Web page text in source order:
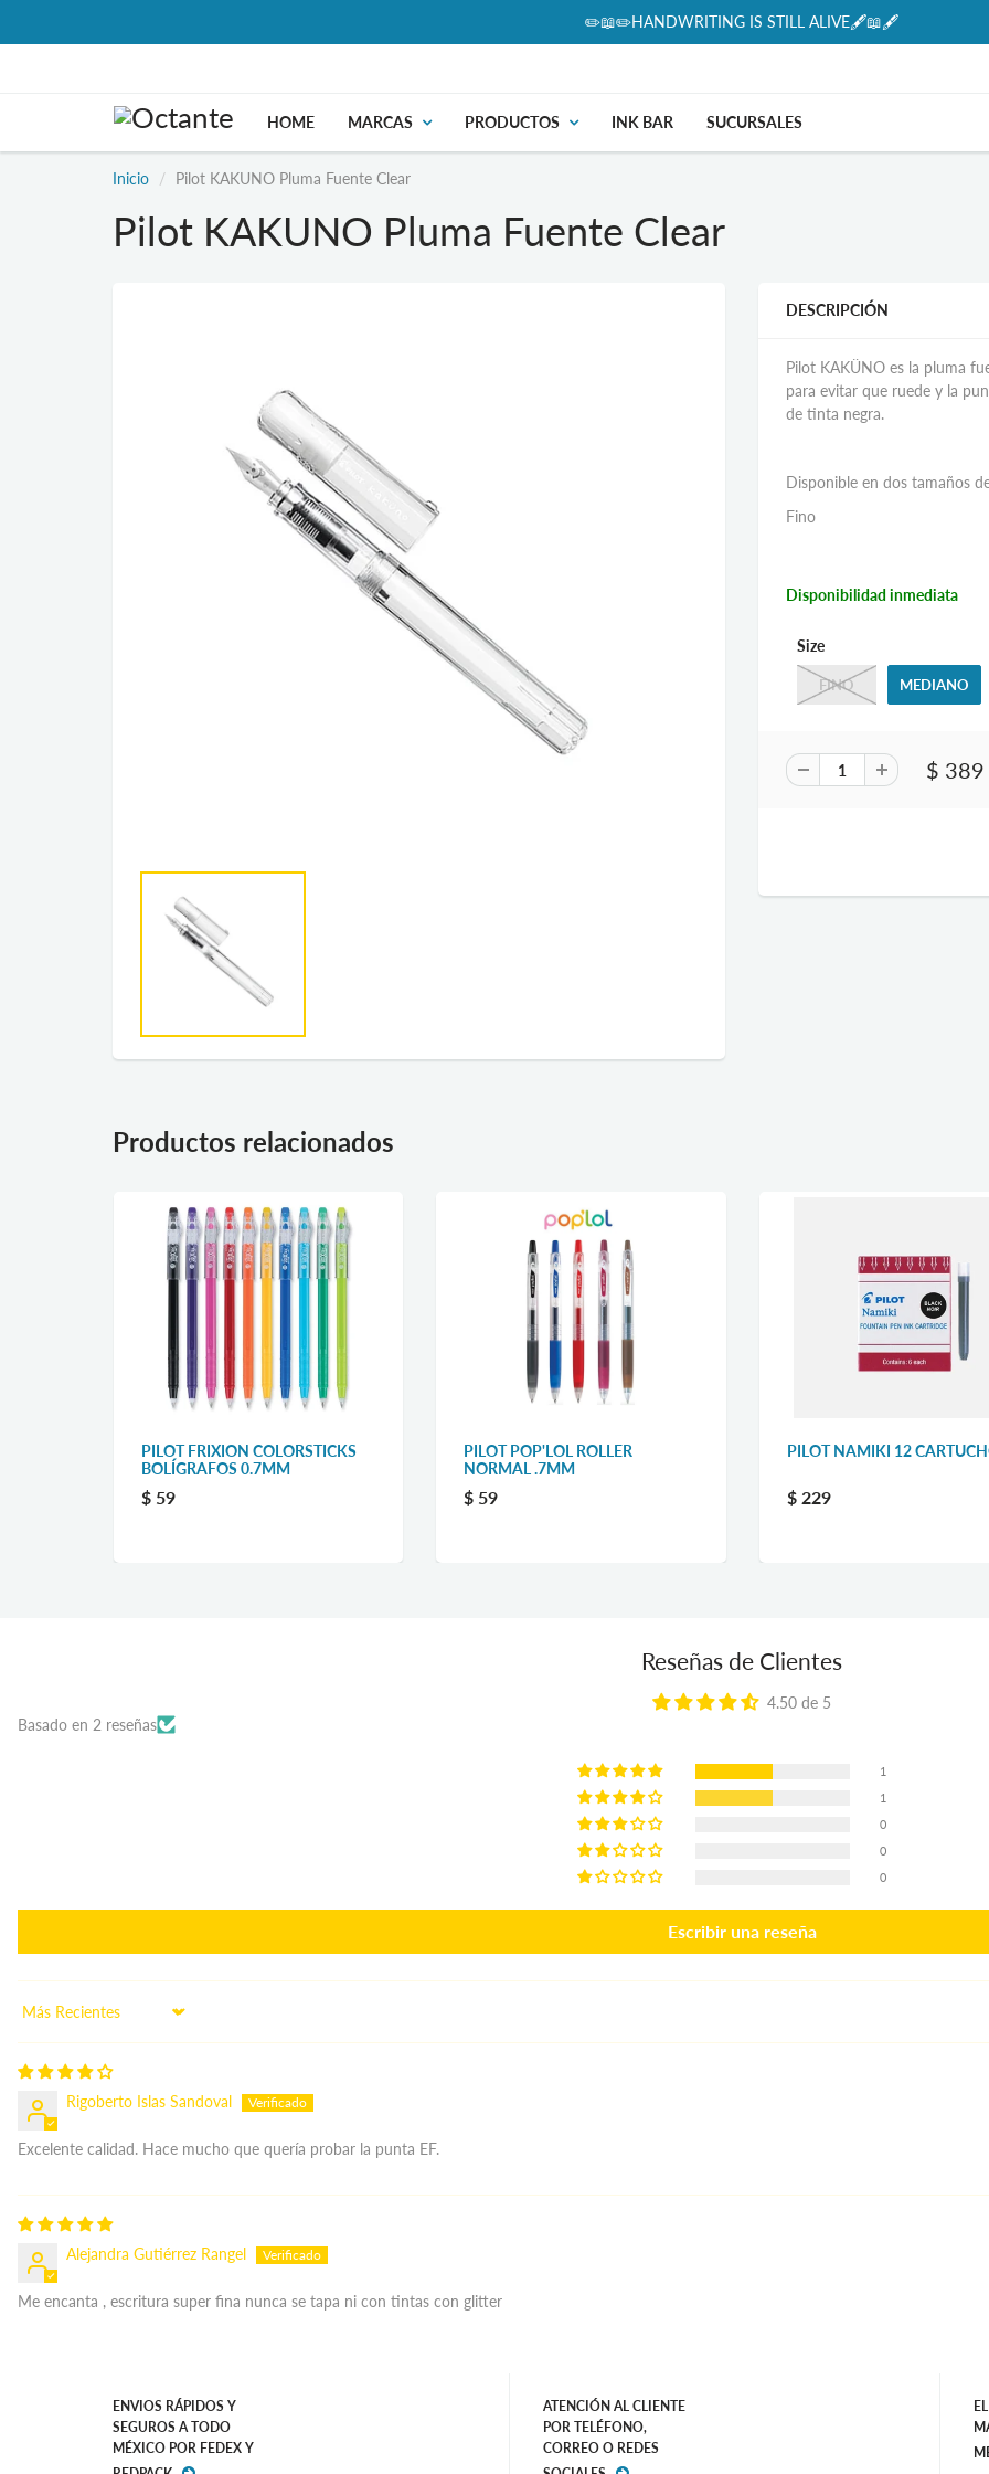
✏️📖✏️HANDWRITING IS STILL ALIVE🖋📖🖋
HOME MARCAS PRODUCTOS INK BAR SUCURSALES
Inicio Pilot KAKUNO Pluma Fuente Clear
Pilot KAKUNO Pluma Fuente Clear
DESCRIPCIÓN
Pilot KAKÜNO es la pluma
para evitar que ruede y la
de tinta negra.
Disponible en dos tamaños
Fino
Disponibilidad inmediata
Size
FINO MEDIANO
$ 389
Productos relacionados
PILOT FRIXION COLORSTICKS
BOLÍGRAFOS 0.7MM
$ 59
PILOT POP'LOL ROLLER
NORMAL .7MM
$ 59
PILOT NAMIKI 12
$ 229
Reseñas de Clientes
4.50 de 5
Basado en 2 reseñas
1
1
0
0
0
Escribir una reseña
Sort by
Rigoberto Islas Sandoval
Excelente calidad. Hace mucho que quería probar la punta EF.
Alejandra Gutiérrez Rangel
Me encanta , escritura super fina nunca se tapa ni con tintas con glitter
ENVIOS RÁPIDOS Y
SEGUROS A TODO
MÉXICO POR FEDEX Y
ATENCIÓN AL CLIENTE
POR TELÉFONO,
CORREO O REDES